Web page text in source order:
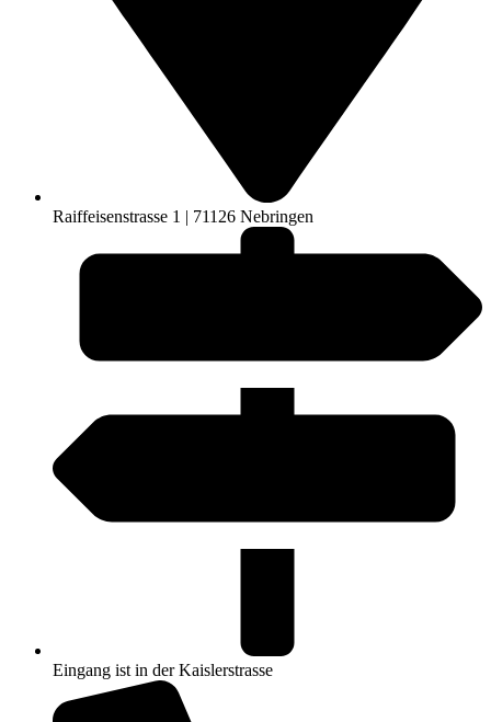
Raiffeisenstrasse 1 | 71126 Nebringen
Eingang ist in der Kaislerstrasse